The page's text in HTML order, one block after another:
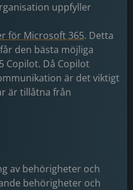
uppfyller
för Microsoft 365. Detta
den bästa möjliga
Copilot. Då Copilot
är det viktigt
är tillåtna från
av behörigheter och
behörigheter och